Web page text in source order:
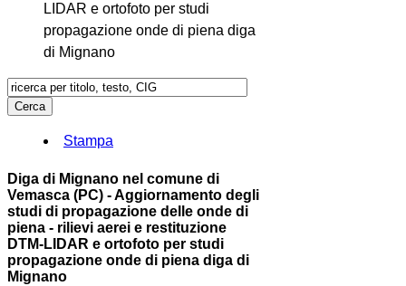
LIDAR e ortofoto per studi
propagazione onde di piena diga
di Mignano
Stampa
Diga di Mignano nel comune di
Vemasca (PC) - Aggiornamento degli
studi di propagazione delle onde di
piena - rilievi aerei e restituzione
DTM-LIDAR e ortofoto per studi
propagazione onde di piena diga di
Mignano